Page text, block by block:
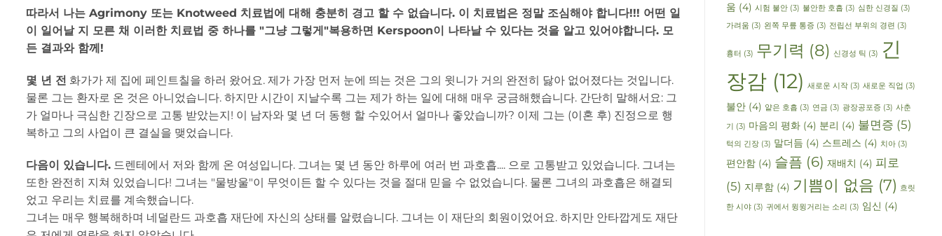
따라서 나는 Agrimony 또는 Knotweed 치료법에 대해 충분히 경고 할 수 없습니다. 이 치료법은 정말 조심해야 합니다!!! 어떤 일
이 일어날 지 모른 채 이러한 치료법 중 하나를 "그냥 그렇게"복용하면 Kerspoon이 나타날 수 있다는 것을 알고 있어야합니다. 모
든 결과와 함께!
몇 년 전 화가가 제 집에 페인트칠을 하러 왔어요. 제가 가장 먼저 눈에 띄는 것은 그의 윗니가 거의 완전히 닳아 없어졌다는 것입니다.
물론 그는 환자로 온 것은 아니었습니다. 하지만 시간이 지날수록 그는 제가 하는 일에 대해 매우 궁금해했습니다. 간단히 말해서요: 그
가 얼마나 극심한 긴장으로 고통 받았는지! 이 남자와 몇 년 더 동행 할 수있어서 얼마나 좋았습니까? 이제 그는 (이혼 후) 진정으로 행
복하고 그의 사업이 큰 결실을 맺었습니다.
다음이 있습니다. 드렌테에서 저와 함께 온 여성입니다. 그녀는 몇 년 동안 하루에 여러 번 과호흡.... 으로 고통받고 있었습니다. 그녀는
또한 완전히 지쳐 있었습니다! 그녀는 "물방울"이 무엇이든 할 수 있다는 것을 절대 믿을 수 없었습니다. 물론 그녀의 과호흡은 해결되
었고 우리는 치료를 계속했습니다.
그녀는 매우 행복해하며 네덜란드 과호흡 재단에 자신의 상태를 알렸습니다. 그녀는 이 재단의 회원이었어요. 하지만 안타깝게도 재단
움 (4) 시험 불안(3) 불안한 호흡(3) 심한 신경질 (3)
가려움 (3) 왼쪽 무릎 통증 (3) 전립선 부위의 경련 (3)
흉터 (3) 무기력 (8) 신경성 틱 (3)
긴
장감(12) 새로운 시작(3) 새로운 직업 (3)
불안(4) 얕은 호흡(3) 연금 (3) 광장공포증 (3) 사춘
기 (3) 마음의 평화(4) 분리 (4) 불면증 (5)
턱의 긴장(3) 말더듬 (4) 스트레스 (4) 치아(3)
편안함(4) 슬픔 (6) 재배치 (4) 피로
(5) 지루함(4) 기쁨이 없음 (7) 흐릿
한 시야(3) 귀에서 윙윙거리는 소리 (3) 임신 (4)